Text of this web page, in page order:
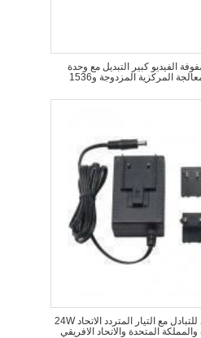
الفيديو كبير التبديل مع وحدة
24W تبديل محول التيار الكهربائي للتبادل مع التيار المتردد الاتحاد
والمملكة المتحدة والاتحاد الافريقي